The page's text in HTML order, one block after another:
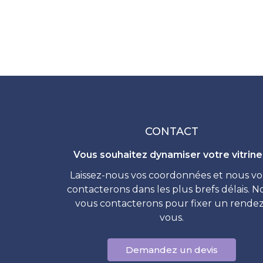
CONTACT
Vous souhaitez dynamiser votre vitrine
Laissez-nous vos coordonnées et nous
contacterons dans les plus brefs délais.
vous contacterons pour fixer un
vous.
Demandez un devis